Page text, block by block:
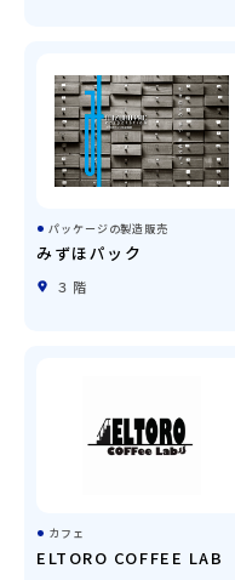
パッケージの製造販売
みずほパック
３階
カフェ
ELTORO COFFEE LAB